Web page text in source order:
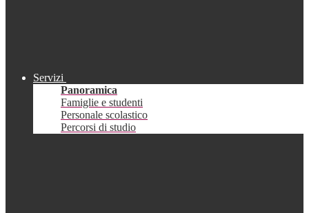
Servizi
Panoramica
Famiglie e studenti
Personale scolastico
Percorsi di studio